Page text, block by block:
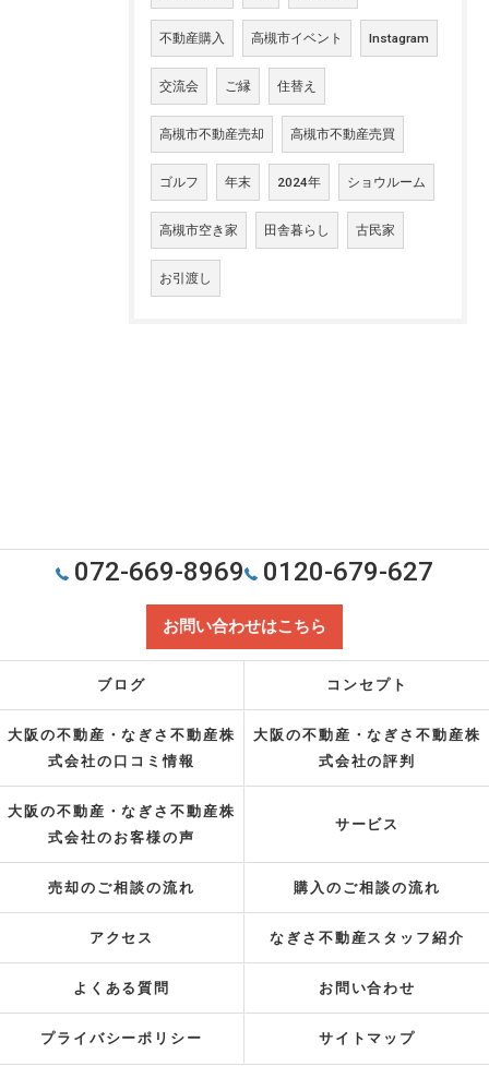
不動産購入 高槻市イベント Instagram
交流会 ご縁 住替え
高槻市不動産売却 高槻市不動産売買
ゴルフ 年末 2024年 ショウルーム
高槻市空き家 田舎暮らし 古民家
お引渡し
072-669-8969 0120-679-627
お問い合わせはこちら
ブログ コンセプト
大阪の不動産・なぎさ不動産株
式会社の口コミ情報
大阪の不動産・なぎさ不動産株
式会社の評判
大阪の不動産・なぎさ不動産株
式会社のお客様の声
サービス
売却のご相談の流れ 購入のご相談の流れ
アクセス なぎさ不動産スタッフ紹介
よくある質問 お問い合わせ
プライバシーポリシー サイトマップ